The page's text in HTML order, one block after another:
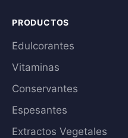
PRODUCTOS
Edulcorantes
Vitaminas
Conservantes
Espesantes
Extractos Vegetales